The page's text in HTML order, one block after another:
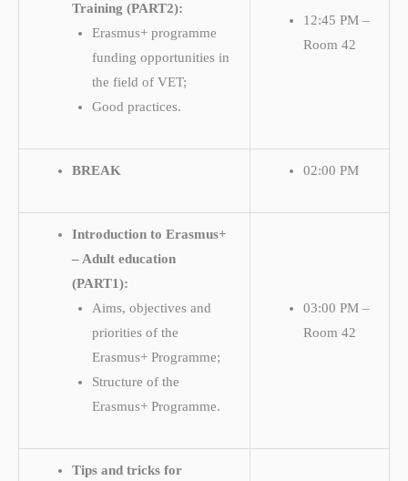
Training (PART2):
Erasmus+ programme
funding opportunities in
the field of VET;
Good practices.
12:45 PM –
Room 42
BREAK 02:00 PM
Introduction to Erasmus+
– Adult education
(PART1):
Aims, objectives and
priorities of the
Erasmus+ Programme;
Structure of the
Erasmus+ Programme.
03:00 PM –
Room 42
Tips and tricks for